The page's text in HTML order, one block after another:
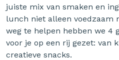
juiste mix van smaken en
lunch niet alleen voedzaam
weg te helpen hebben we 4
voor je op een rij gezet: van
creatieve snacks.